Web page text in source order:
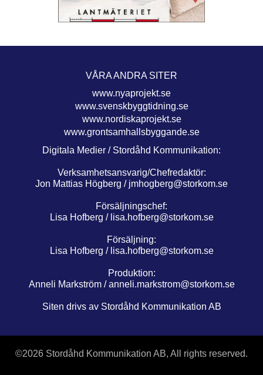
VÅRA ANDRA SITER
www.nyaprojekt.se
www.svenskbyggtidning.se
www.nordiskaprojekt.se
www.grontsamhallsbyggande.se
Digitala Medier / Stordåhd Kommunikation:
Verksamhetsansvarig/Chefredaktör:
Jon Mattias Högberg / jmhogberg@storkom.se
Försäljningschef:
Lisa Hofberg / lisa.hofberg@storkom.se
Försäljning:
Lisa Hofberg / lisa.hofberg@storkom.se
Produktion:
Anneli Markström /anneli.markstrom@storkom.se
Siten drivs av Stordåhd Kommunikation AB
©2026 Stordåhd Kommunikation AB, All rights reserved.